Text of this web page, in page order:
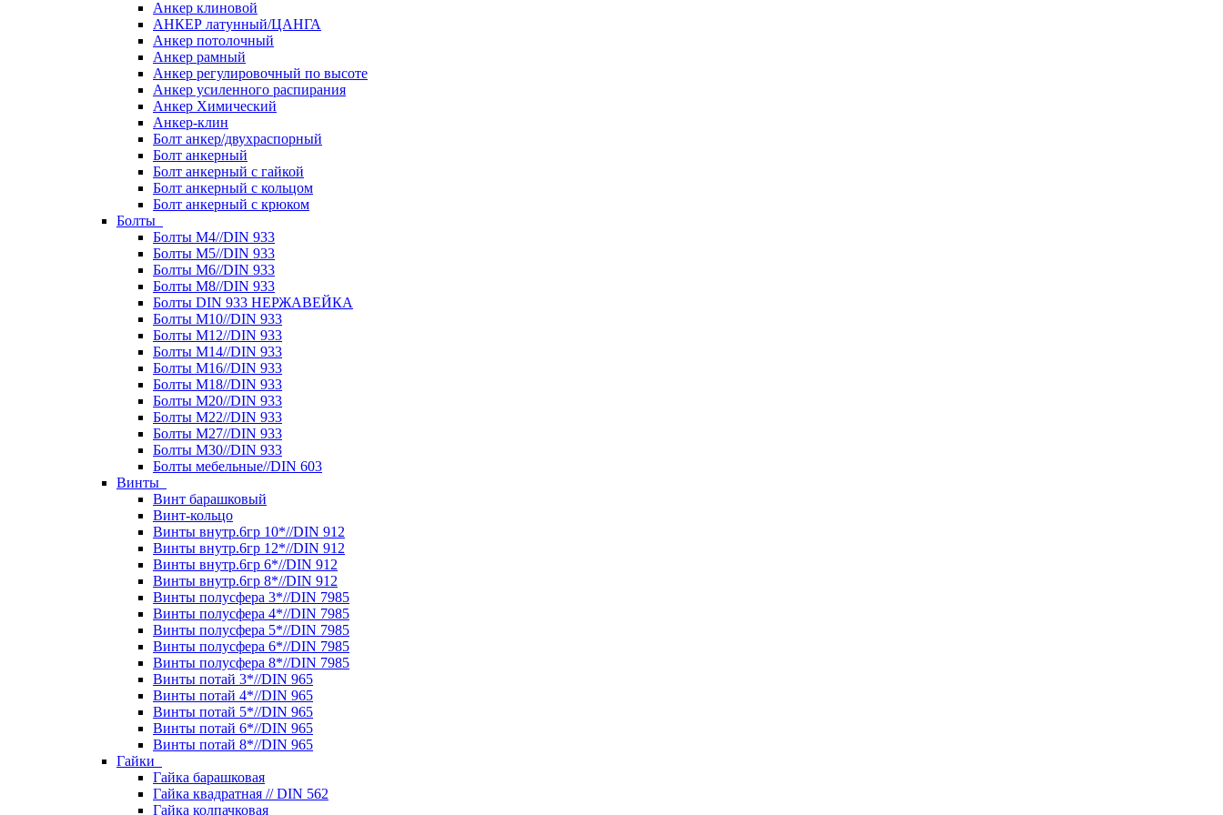
Анкер клиновой
АНКЕР латунный/ЦАНГА
Анкер потолочный
Анкер рамный
Анкер регулировочный по высоте
Анкер усиленного распирания
Анкер Химический
Анкер-клин
Болт анкер/двухраспорный
Болт анкерный
Болт анкерный с гайкой
Болт анкерный с кольцом
Болт анкерный с крюком
Болты
Болты М4//DIN 933
Болты М5//DIN 933
Болты М6//DIN 933
Болты М8//DIN 933
Болты DIN 933 НЕРЖАВЕЙКА
Болты М10//DIN 933
Болты М12//DIN 933
Болты М14//DIN 933
Болты М16//DIN 933
Болты М18//DIN 933
Болты М20//DIN 933
Болты М22//DIN 933
Болты М27//DIN 933
Болты М30//DIN 933
Болты мебельные//DIN 603
Винты
Винт барашковый
Винт-кольцо
Винты внутр.6гр 10*//DIN 912
Винты внутр.6гр 12*//DIN 912
Винты внутр.6гр 6*//DIN 912
Винты внутр.6гр 8*//DIN 912
Винты полусфера 3*//DIN 7985
Винты полусфера 4*//DIN 7985
Винты полусфера 5*//DIN 7985
Винты полусфера 6*//DIN 7985
Винты полусфера 8*//DIN 7985
Винты потай 3*//DIN 965
Винты потай 4*//DIN 965
Винты потай 5*//DIN 965
Винты потай 6*//DIN 965
Винты потай 8*//DIN 965
Гайки
Гайка барашковая
Гайка квадратная // DIN 562
Гайка колпачковая